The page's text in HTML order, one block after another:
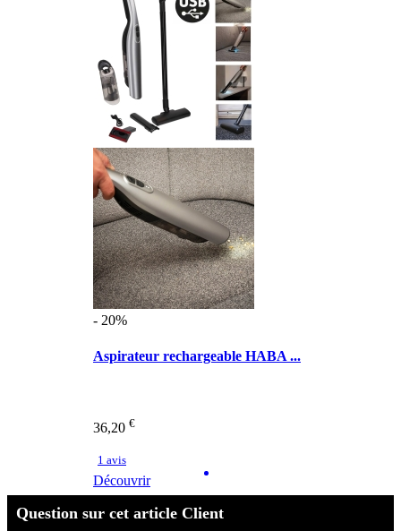
- 20%
Aspirateur rechargeable HABA ...
36,20 €
1 avis
Découvrir
Question sur cet article Client